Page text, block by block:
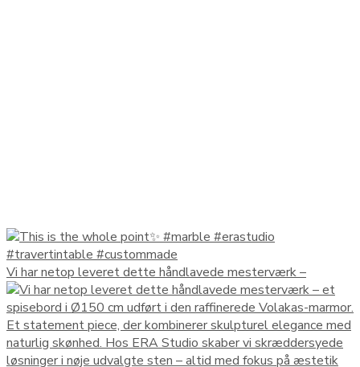
Vi har netop leveret dette håndlavede mesterværk –